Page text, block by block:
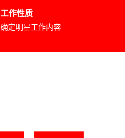
工作性质
确定明星工作内容